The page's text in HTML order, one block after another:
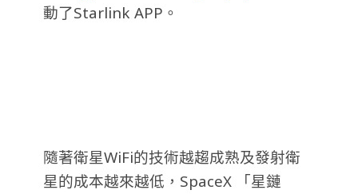
動了Starlink APP。
隨著衛星WiFi的技術越趨成熟及發射衛
星的成本越來越低，SpaceX 「星鏈